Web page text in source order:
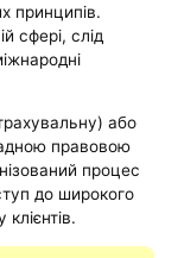
принципів.
сфері, слід
або
правовою
процес
до широкого